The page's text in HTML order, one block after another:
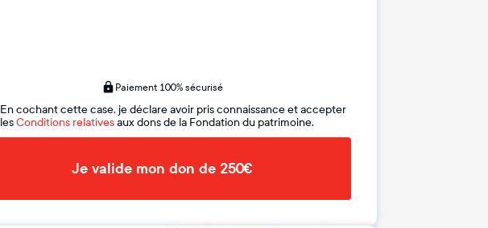
Paiement 100% sécurisé
En cochant cette case, je déclare avoir pris connaissance et accepter
lesConditions relativesaux dons de la Fondation du patrimoine.
Je valide mon don de 250€